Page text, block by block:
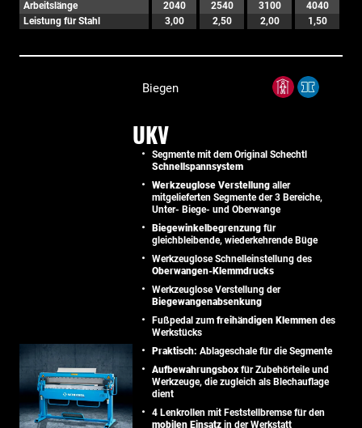
Arbeitslänge 2040 2540 3100
4040
Leistung für Stahl
3,00 2,50 2,00 1,50
Biegen
UKV
Segmente mit dem Original Schechtl
Schnellspannsystem
Werkzeuglose Verstellung aller
mitgelieferten Segmente der 3 Bereiche,
Unter- Biege- und Oberwange
Biegewinkelbegrenzung für
gleichbleibende, wiederkehrende Büge
Werkzeuglose Schnelleinstellung des
Oberwangen-Klemmdrucks
Werkzeuglose Verstellung der
Biegewangenabsenkung
Fußpedal zum freihändigen Klemmen des
Werkstücks
Praktisch: Ablageschale für die Segmente
Aufbewahrungsbox für Zubehörteile und
Werkzeuge, die zugleich als Blechauflage
dient
4 Lenkrollen mit Feststellbremse für den
mobilen Einsatz in der Werkstatt